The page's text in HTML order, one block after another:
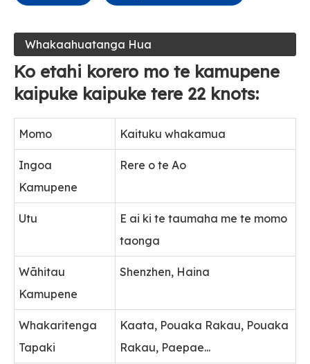
Whakaahuatanga Hua
Ko etahi korero mo te kamupene
kaipuke kaipuke tere 22 knots:
Momo Kaituku whakamua
Ingoa
Kamupene
Rere o te Ao
Utu
E ai ki te taumaha me te momo
taonga
Wāhitau
Kamupene
Shenzhen, Haina
Whakaritenga
Tapaki
Kaata, Pouaka Rakau, Pouaka
Rakau, Paepae...